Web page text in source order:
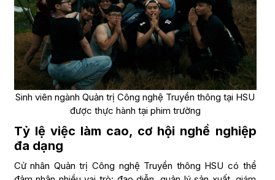
Sinh viên ngành Quản trị Công nghệ Truyền thông tại HSU
được thực hành tại phim trường
Tỷ lệ việc làm cao, cơ hội nghề nghiệp
đa dạng
Cử nhân Quản trị Công nghệ Truyền thông HSU có thể